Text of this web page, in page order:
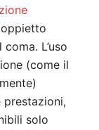
coma. L’uso
(come il
solo